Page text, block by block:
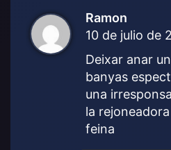
Ramon
i
10 de julio de
Deixar anar
banyas
una
la
feina